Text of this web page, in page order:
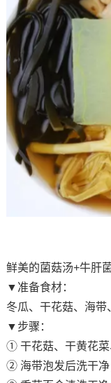
鲜美的菌菇汤+牛肝
▼准备食材：
冬瓜、干花菇、海
▼步骤：
① 干花菇、干黄花菜
② 海带泡发后洗干净